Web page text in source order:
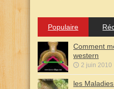
Populaire
Comment
western
2 juin 2010
les